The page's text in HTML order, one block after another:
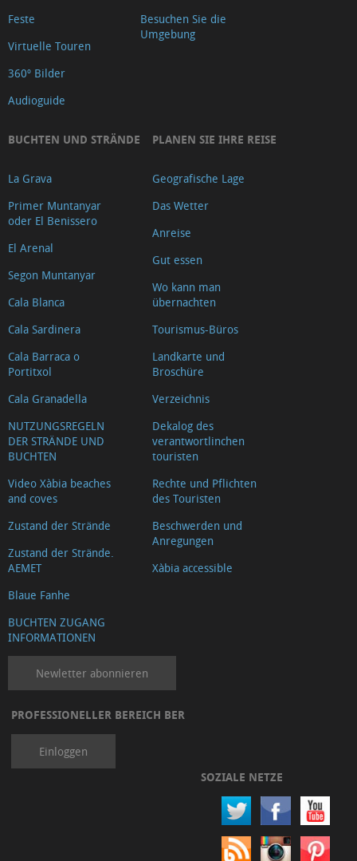
Feste
Virtuelle Touren
360º Bilder
Audioguide
Besuchen Sie die
Umgebung
BUCHTEN UND STRÄNDE
La Grava
Primer Muntanyar
oder El Benissero
El Arenal
Segon Muntanyar
Cala Blanca
Cala Sardinera
Cala Barraca o
Portitxol
Cala Granadella
NUTZUNGSREGELN
DER STRÄNDE UND
BUCHTEN
Video Xàbia beaches
and coves
Zustand der Strände
Zustand der Strände.
AEMET
Blaue Fanhe
BUCHTEN ZUGANG
INFORMATIONEN
PLANEN SIE IHRE REISE
Geografische Lage
Das Wetter
Anreise
Gut essen
Wo kann man
übernachten
Tourismus-Büros
Landkarte und
Broschüre
Verzeichnis
Dekalog des
verantwortlinchen
touristen
Rechte und Pflichten
des Touristen
Beschwerden und
Anregungen
Xàbia accessible
Newletter abonnieren
PROFESSIONELLER BEREICH BER
Einloggen
SOZIALE NETZE